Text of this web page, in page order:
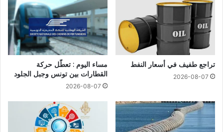
تراجع طفيف في أسعار النفط
2026-08-07
مساء اليوم : تعطّل حركة
القطارات بين تونس وجبل الجلود
2026-08-07